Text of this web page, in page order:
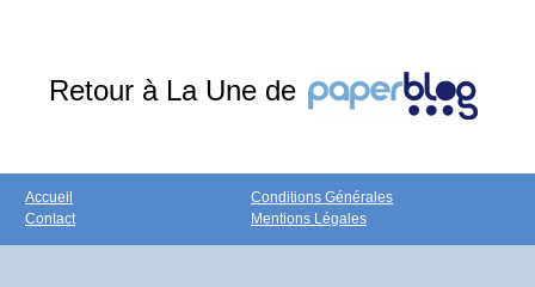
Retour à La Une de
Accueil
Contact
Conditions Générales
Mentions Légales